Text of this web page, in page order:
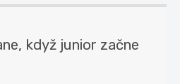
když junior začne